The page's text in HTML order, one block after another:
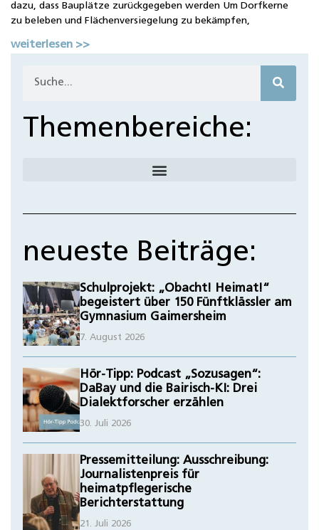
dazu, dass Bauplätze zurückgegeben werden Um Dorfkerne
zu beleben und Flächenversiegelung zu bekämpfen,
weiterlesen >>
Themenbereiche:
neueste Beiträge:
Schulprojekt: „Obacht! Heimat!“
begeistert über 150 Fünftklässler am
Gymnasium Gaimersheim
7. August 2026
Hör-Tipp: Podcast „Sozusagen“:
DaBay und die Bairisch-KI: Drei
Dialektforscher erzählen
30. Juli 2026
Pressemitteilung: Ausschreibung:
Journalistenpreis für
heimatpflegerische
Berichterstattung
21. Juli 2026